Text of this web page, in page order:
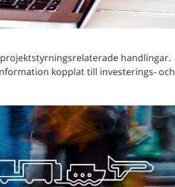
handlingar.
kopplat till investerings- och